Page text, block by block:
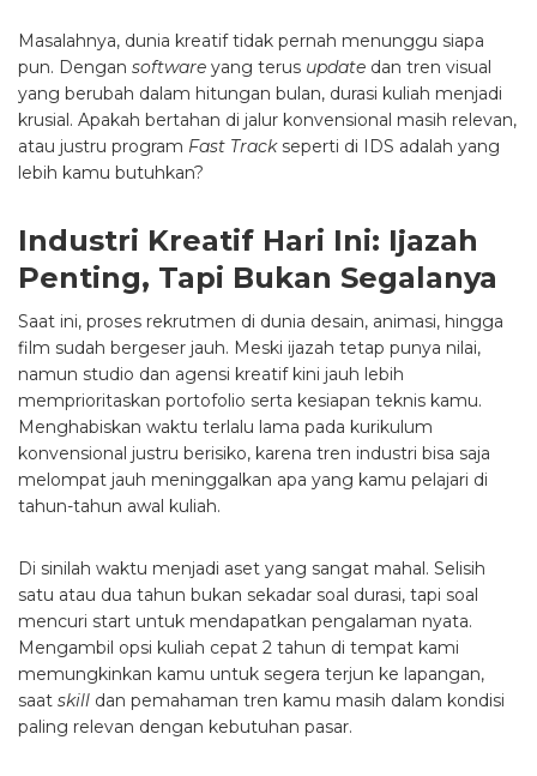
Masalahnya, dunia kreatif tidak pernah menunggu siapa
pun. Dengan software yang terus update dan tren visual
yang berubah dalam hitungan bulan, durasi kuliah menjadi
krusial. Apakah bertahan di jalur konvensional masih relevan,
atau justru program Fast Trackseperti di IDS adalah yang
lebih kamu butuhkan?
Industri Kreatif Hari Ini: Ijazah
Penting, Tapi Bukan Segalanya
Saat ini, proses rekrutmen di dunia desain, animasi, hingga
film sudah bergeser jauh. Meski ijazah tetap punya nilai,
namun studio dan agensi kreatif kini jauh lebih
memprioritaskan portofolio serta kesiapan teknis kamu.
Menghabiskan waktu terlalu lama pada kurikulum
konvensional justru berisiko, karena tren industri bisa saja
melompat jauh meninggalkan apa yang kamu pelajari di
tahun-tahun awal kuliah.
Di sinilah waktu menjadi aset yang sangat mahal. Selisih
satu atau dua tahun bukan sekadar soal durasi, tapi soal
mencuri start untuk mendapatkan pengalaman nyata.
Mengambil opsi kuliah cepat 2 tahun di tempat kami
memungkinkan kamu untuk segera terjun ke lapangan,
saat skill dan pemahaman tren kamu masih dalam kondisi
paling relevan dengan kebutuhan pasar.